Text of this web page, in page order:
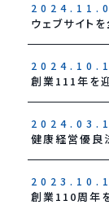
ウェブサイト
創業111年を迎
健康経営優良
創業110周年